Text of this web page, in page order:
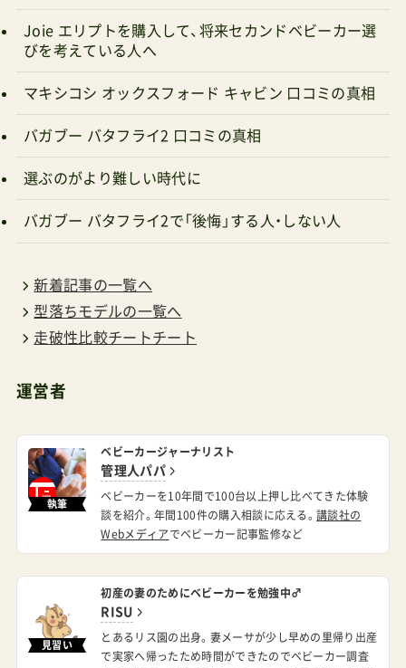
Joie エリプトを購入して、将来セカンドベビーカー選
びを考えている人へ
マキシコシ オックスフォード キャビン 口コミの真相
バガブー バタフライ2 口コミの真相
選ぶのがより難しい時代に
バガブー バタフライ2で「後悔」する人・しない人
新着記事の一覧へ
型落ちモデルの一覧へ
走破性比較チートチート
運営者
執筆
ベビーカージャーナリスト
管理人パパ
ベビーカーを10年間で100台以上押し比べてきた体験
談を紹介。年間100件の購入相談に応える。講談社の
Webメディア でベビーカー記事監修など
見習い
初産の妻のためにベビーカーを勉強中♂
RISU
とあるリス園の出身。妻メーサが少し早めの里帰り出産
で実家へ帰ったため時間ができたのでベビーカー調査